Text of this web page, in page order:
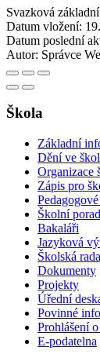
Svazková
Datum vložení:
Datum poslední
Autor: Správce
Škola
Základní
Dění ve
Organizace
Zápis pro
Školní
Bakaláři
Jazyková
Školská rada
Dokumenty
Projekty
Úřední
Povinné
Prohlášení
E-podatelna